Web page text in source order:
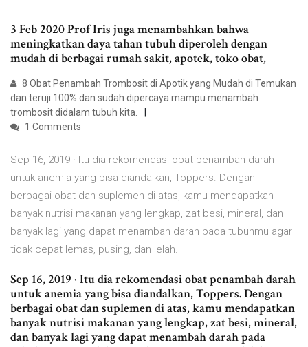
3 Feb 2020 Prof Iris juga menambahkan bahwa
meningkatkan daya tahan tubuh diperoleh dengan
mudah di berbagai rumah sakit, apotek, toko obat,
8 Obat Penambah Trombosit di Apotik yang Mudah di Temukan
dan teruji 100% dan sudah dipercaya mampu menambah
trombosit didalam tubuh kita.
1 Comments
Sep 16, 2019 · Itu dia rekomendasi obat penambah darah
untuk anemia yang bisa diandalkan, Toppers. Dengan
berbagai obat dan suplemen di atas, kamu mendapatkan
banyak nutrisi makanan yang lengkap, zat besi, mineral, dan
banyak lagi yang dapat menambah darah pada tubuhmu agar
tidak cepat lemas, pusing, dan lelah.
Sep 16, 2019 · Itu dia rekomendasi obat penambah darah
untuk anemia yang bisa diandalkan, Toppers. Dengan
berbagai obat dan suplemen di atas, kamu mendapatkan
banyak nutrisi makanan yang lengkap, zat besi, mineral,
dan banyak lagi yang dapat menambah darah pada